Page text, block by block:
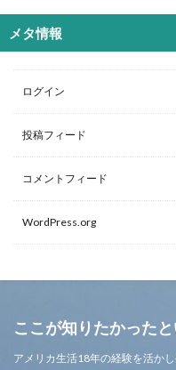
メタ情報
ログイン
投稿フィード
コメントフィード
WordPress.org
ここが知りたかった
アメリカ生活18年の経験を活か